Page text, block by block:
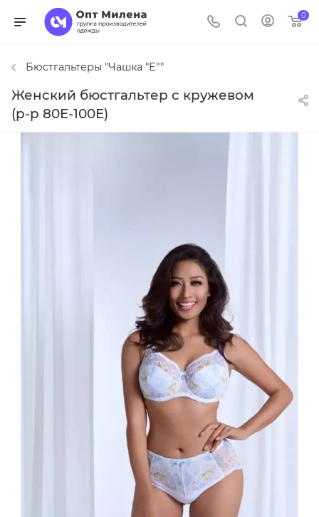
0
Бюстгальтеры "Чашка "Е""
Женский бюстгальтер с кружевом
(р-р 80Е-100Е)